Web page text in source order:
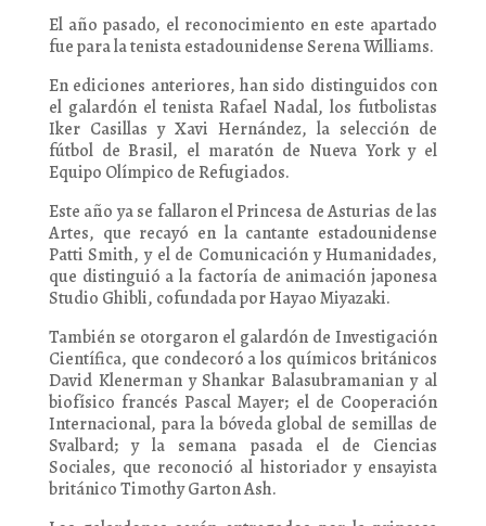
El año pasado, el reconocimiento en este apartado
fue para la tenista estadounidense Serena Williams.
En ediciones anteriores, han sido distinguidos con
el galardón el tenista Rafael Nadal, los futbolistas
Iker Casillas y Xavi Hernández, la selección de
fútbol de Brasil, el maratón de Nueva York y el
Equipo Olímpico de Refugiados.
Este año ya se fallaron el Princesa de Asturias de las
Artes, que recayó en la cantante estadounidense
Patti Smith, y el de Comunicación y Humanidades,
que distinguió a la factoría de animación japonesa
Studio Ghibli, cofundada por Hayao Miyazaki.
También se otorgaron el galardón de Investigación
Científica, que condecoró a los químicos británicos
David Klenerman y Shankar Balasubramanian y al
biofísico francés Pascal Mayer; el de Cooperación
Internacional, para la bóveda global de semillas de
Svalbard; y la semana pasada el de Ciencias
Sociales, que reconoció al historiador y ensayista
británico Timothy Garton Ash.